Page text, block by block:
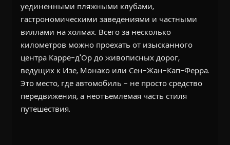
уединенными пляжными клубами,
гастрономическими заведениями и частными
виллами на холмах. Всего за несколько
километров можно проехать от изысканного
центра Карре-д'Ор до живописных дорог,
ведущих к Изе, Монако или Сен-Жан-Кап-Ферра.
Это место, где автомобиль - не просто средство
передвижения, а неотъемлемая часть стиля
путешествия.